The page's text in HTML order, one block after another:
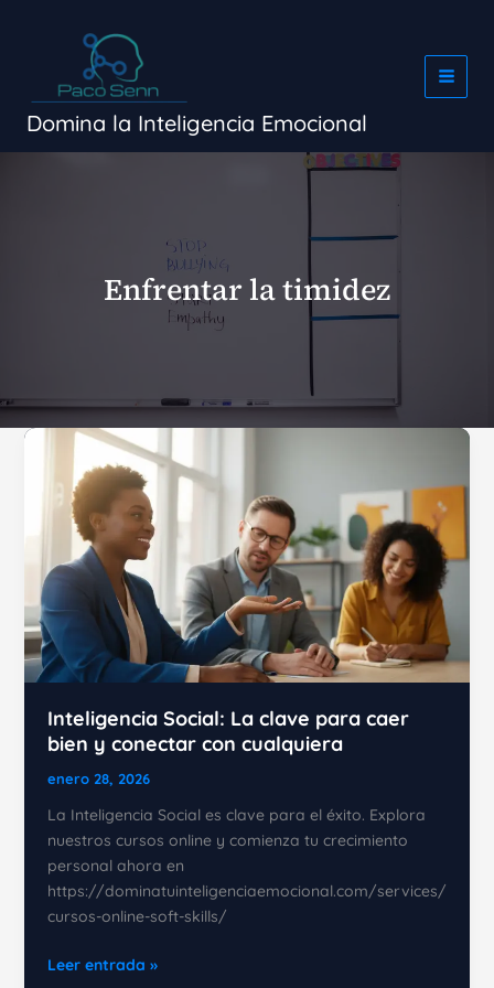
Domina la Inteligencia Emocional
Enfrentar la timidez
Inteligencia Social: La clave para caer
bien y conectar con cualquiera
enero 28, 2026
La Inteligencia Social es clave para el éxito. Explora
nuestros cursos online y comienza tu crecimiento
personal ahora en
https://dominatuinteligenciaemocional.com/services/
cursos-online-soft-skills/
Inteligencia
Leer entrada »